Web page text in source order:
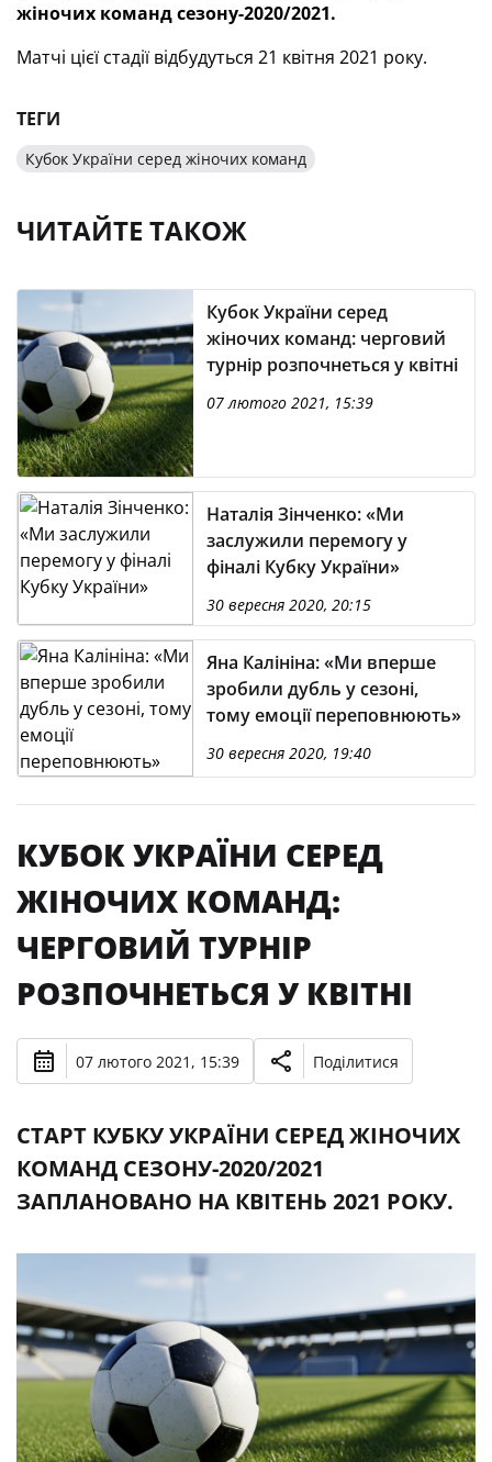
жіночих команд сезону-2020/2021.
Матчі цієї стадії відбудуться 21 квітня 2021 року.
ТЕГИ
Кубок України серед жіночих команд
ЧИТАЙТЕ ТАКОЖ
Кубок України серед
жіночих команд: черговий
турнір розпочнеться у квітні
07 лютого 2021, 15:39
Наталія Зінченко: «Ми
заслужили перемогу у
фіналі Кубку України»
30 вересня 2020, 20:15
Яна Калініна: «Ми вперше
зробили дубль у сезоні,
тому емоції переповнюють»
30 вересня 2020, 19:40
КУБОК УКРАЇНИ СЕРЕД
ЖІНОЧИХ КОМАНД:
ЧЕРГОВИЙ ТУРНІР
РОЗПОЧНЕТЬСЯ У КВІТНІ
07 лютого 2021, 15:39 Поділитися
СТАРТ КУБКУ УКРАЇНИ СЕРЕД ЖІНОЧИХ
КОМАНД СЕЗОНУ-2020/2021
ЗАПЛАНОВАНО НА КВІТЕНЬ 2021 РОКУ.